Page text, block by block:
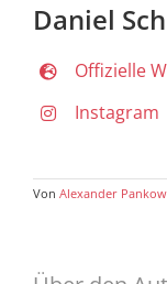
Daniel
Offizielle
Instagram
Von Alexander Pankow